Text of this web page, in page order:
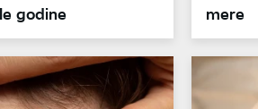
godine
mere